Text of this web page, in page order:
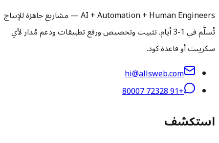
AI + Automation + Human Engineers — مشاريع جاهزة للإنتاج
تُسلَّم في 1-3 أيام. تثبيت وتخصيص ورفع تطبيقات ودعم مُدار لأي
سكريبت أو قاعدة كود.
hi@allsweb.com
+91 72328 80007
استكشف